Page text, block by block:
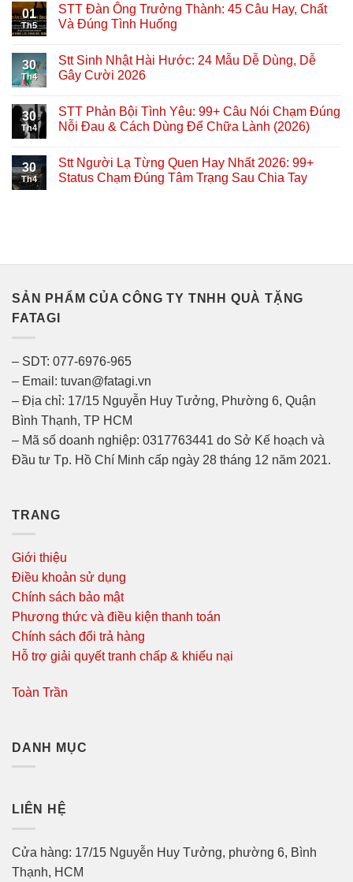
01
Th5
STT Đàn Ông Trưởng Thành: 45 Câu Hay, Chất
Và Đúng Tình Huống
30
Th4
Stt Sinh Nhật Hài Hước: 24 Mẫu Dễ Dùng, Dễ
Gây Cười 2026
30
Th4
STT Phản Bội Tình Yêu: 99+ Câu Nói Chạm Đúng
Nỗi Đau & Cách Dùng Để Chữa Lành (2026)
30
Th4
Stt Người Lạ Từng Quen Hay Nhất 2026: 99+
Status Chạm Đúng Tâm Trạng Sau Chia Tay
SẢN PHẨM CỦA CÔNG TY TNHH QUÀ TẶNG
FATAGI
– SDT: 077-6976-965
– Email: tuvan@fatagi.vn
– Địa chỉ: 17/15 Nguyễn Huy Tưởng, Phường 6, Quận
Bình Thạnh, TP HCM
– Mã số doanh nghiệp: 0317763441 do Sở Kế hoạch và
Đầu tư Tp. Hồ Chí Minh cấp ngày 28 tháng 12 năm 2021.
TRANG
Giới thiệu
Điều khoản sử dụng
Chính sách bảo mật
Phương thức và điều kiện thanh toán
Chính sách đổi trả hàng
Hỗ trợ giải quyết tranh chấp & khiếu nại
Toàn Trần
DANH MỤC
LIÊN HỆ
Cửa hàng: 17/15 Nguyễn Huy Tưởng, phường 6, Bình
Thạnh, HCM